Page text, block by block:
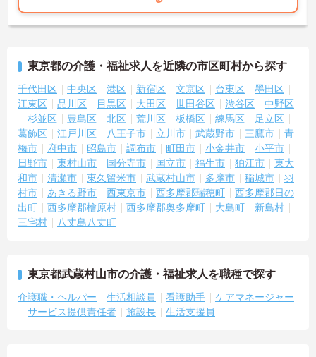
東京都の介護・福祉求人を近隣の市区町村から探す
千代田区 中央区 港区 新宿区 文京区 台東区
墨田区
江東区
品川区 目黒区 大田区 世田谷区 渋谷区
中野区
杉並区
豊島区 北区 荒川区 板橋区 練馬区
足立区
葛飾区
江戸川区 八王子市 立川市 武蔵野市 三鷹市
青
梅市
府中市 昭島市 調布市 町田市 小金井市
小平市
日野市
東村山市 国分寺市 国立市 福生市 狛江市
東大
和市
清瀬市 東久留米市 武蔵村山市 多摩市 稲城市
羽
村市
あきる野市 西東京市 西多摩郡瑞穂町
西多摩郡日の
出町
西多摩郡檜原村 西多摩郡奥多摩町 大島町
新島村
三宅村
八丈島八丈町
東京都武蔵村山市の介護・福祉求人を職種で探す
介護職・ヘルパー 生活相談員 看護助手
ケアマネージャー
サービス提供責任者
施設長 生活支援員